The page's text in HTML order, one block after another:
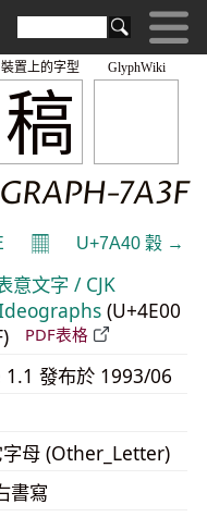
GlyphWiki
稿
裝置上的字型
7A3F
𝄜 U+7A40 穀 →
意文字 / CJK
(U+4E00
PDF表格
發布於 1993/06
母 (Other_Letter)
書寫